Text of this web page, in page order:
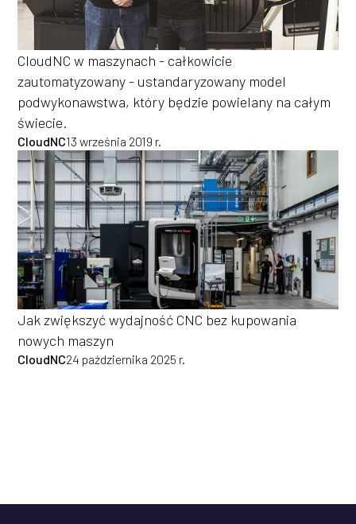
CloudNC w maszynach - całkowicie
zautomatyzowany - ustandaryzowany model
podwykonawstwa, który będzie powielany na całym
świecie.
CloudNC13 września 2019 r.
Jak zwiększyć wydajność CNC bez kupowania
nowych maszyn
CloudNC24 października 2025 r.